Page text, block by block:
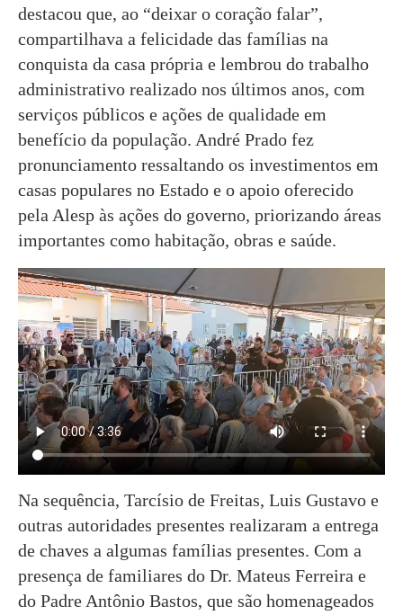
destacou que, ao “deixar o coração falar”,
compartilhava a felicidade das famílias na
conquista da casa própria e lembrou do trabalho
administrativo realizado nos últimos anos, com
serviços públicos e ações de qualidade em
benefício da população. André Prado fez
pronunciamento ressaltando os investimentos em
casas populares no Estado e o apoio oferecido
pela Alesp às ações do governo, priorizando áreas
importantes como habitação, obras e saúde.
Na sequência, Tarcísio de Freitas, Luis Gustavo e
outras autoridades presentes realizaram a entrega
de chaves a algumas famílias presentes. Com a
presença de familiares do Dr. Mateus Ferreira e
do Padre Antônio Bastos, que são homenageados